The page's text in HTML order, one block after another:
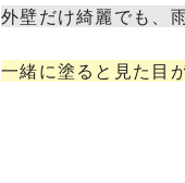
外壁だけ綺麗でも、
一緒に塗ると見た目